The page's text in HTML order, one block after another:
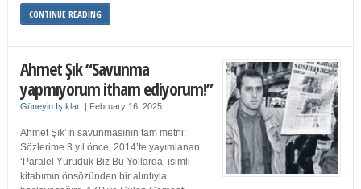
CONTINUE READING
Ahmet Şık “Savunma
yapmıyorum itham ediyorum!”
Güneyin Işıkları | February 16, 2025
Ahmet Şık’ın savunmasının tam metni:
Sözlerime 3 yıl önce, 2014’te yayımlanan
‘Paralel Yürüdük Biz Bu Yollarda’ isimli
kitabımın önsözünden bir alıntıyla